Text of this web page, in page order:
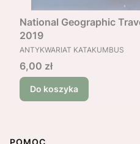
National Geographic
2019
PRODUCENT
ANTYKWARIAT KATAKUMBUS
Cena
6,00 zł
Do koszyka
POMOC